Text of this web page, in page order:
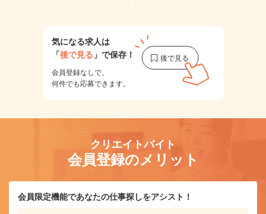
1
気になる求人は
「後で見る 」で保存！
会員登録なしで、
何件でも応募できます。
クリエイトバイト
会員登録のメリット
会員限定機能であなたの仕事探しをアシスト！